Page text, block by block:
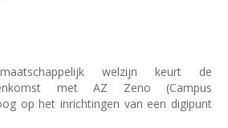
welzijn keurt de
met AZ Zeno (Campus
op het inrichtingen van een digipunt